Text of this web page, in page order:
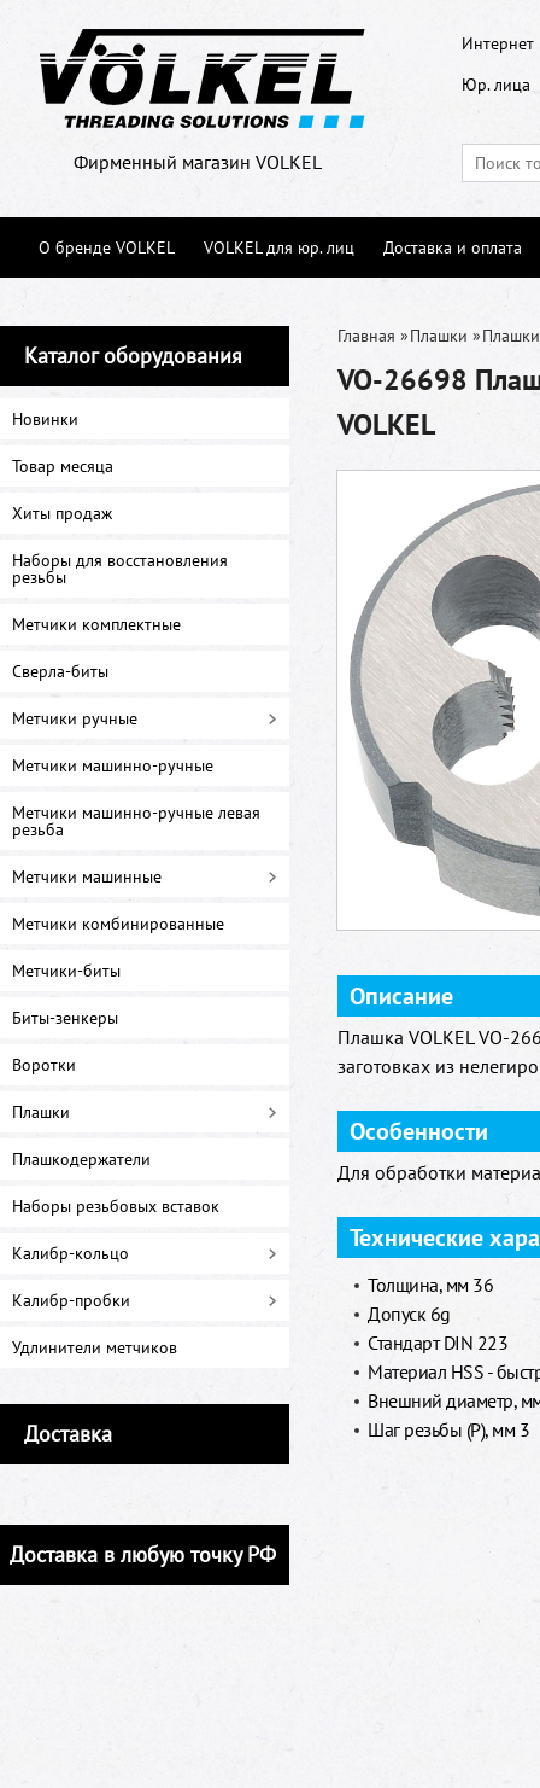
Фирменный магазин VOLKEL
Интернет
Юр. лица
О бренде VOLKEL VOLKEL для юр. лиц Доставка и оплата
Каталог оборудования
Новинки
Товар месяца
Хиты продаж
Наборы для восстановления
резьбы
Метчики комплектные
Сверла-биты
Метчики ручные
Метчики машинно-ручные
Метчики машинно-ручные левая
резьба
Метчики машинные
Метчики комбинированные
Метчики-биты
Биты-зенкеры
Воротки
Плашки
Плашкодержатели
Наборы резьбовых вставок
Калибр-кольцо
Калибр-пробки
Удлинители метчиков
Доставка
Доставка в любую точку РФ
Главная »Плашки »
VO-26698
VOLKEL
Описание
Плашка VOLKEL VO-
заготовках из
Особенности
Для обработки
Технические
Толщина, мм 36
Допуск 6g
Стандарт DIN 223
Материал HSS -
Внешний диаметр,
Шаг резьбы (P), мм 3